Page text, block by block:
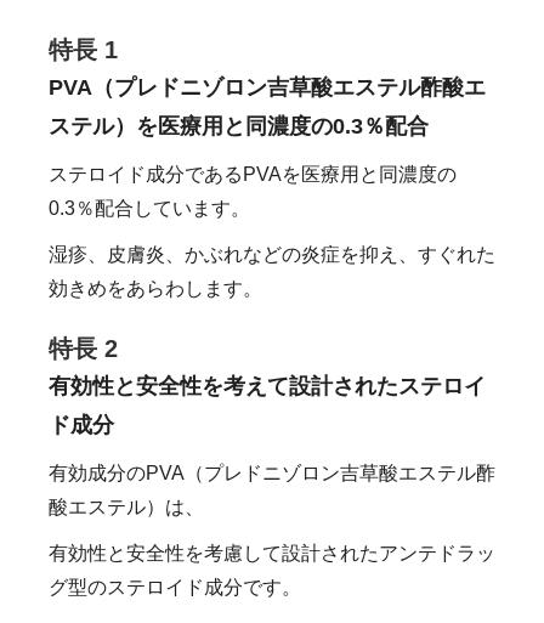
特長 1
PVA（プレドニゾロン吉草酸エステル酢酸エ
ステル）を医療用と同濃度の0.3％配合
ステロイド成分であるPVAを医療用と同濃度の
0.3％配合しています。
湿疹、皮膚炎、かぶれなどの炎症を抑え、すぐれた
効きめをあらわします。
特長 2
有効性と安全性を考えて設計されたステロイ
ド成分
有効成分のPVA（プレドニゾロン吉草酸エステル酢
酸エステル）は、
有効性と安全性を考慮して設計されたアンテドラッ
グ型のステロイド成分です。